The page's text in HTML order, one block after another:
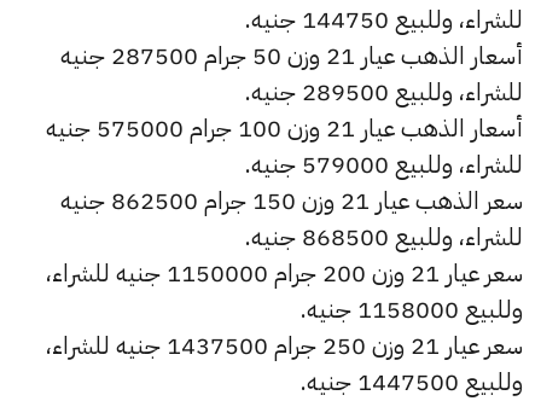
للشراء، وللبيع 144750 جنيه.
أسعار الذهب عيار 21 وزن 50 جرام 287500 جنيه
للشراء، وللبيع 289500 جنيه.
أسعار الذهب عيار 21 وزن 100 جرام 575000 جنيه
للشراء، وللبيع 579000 جنيه.
سعر الذهب عيار 21 وزن 150 جرام 862500 جنيه
للشراء، وللبيع 868500 جنيه.
سعر عيار 21 وزن 200 جرام 1150000 جنيه للشراء،
وللبيع 1158000 جنيه.
سعر عيار 21 وزن 250 جرام 1437500 جنيه للشراء،
وللبيع 1447500 جنيه.